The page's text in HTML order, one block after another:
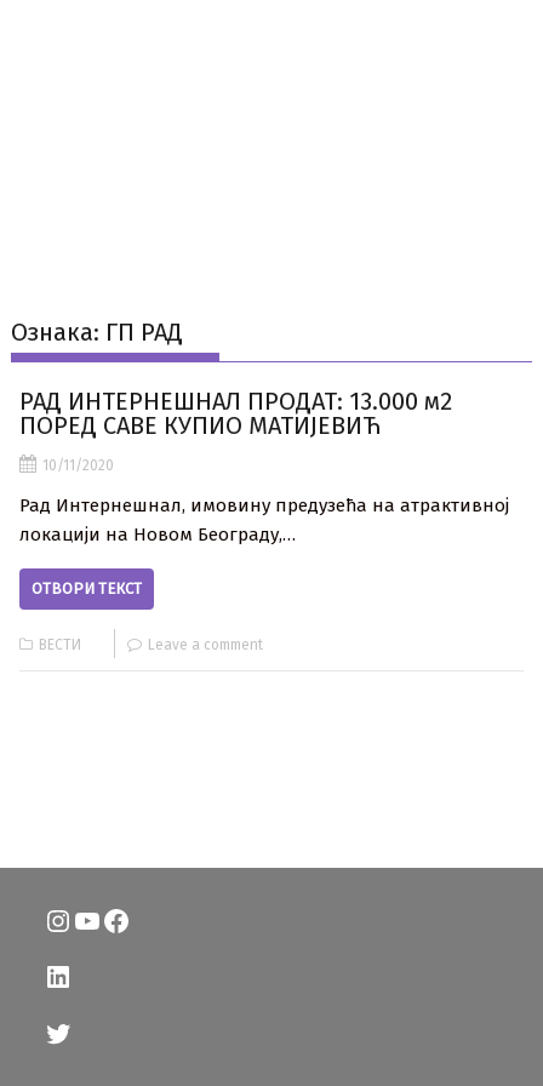
Ознака: ГП РАД
РАД ИНТЕРНЕШНАЛ ПРОДАТ: 13.000 м2
ПОРЕД САВЕ КУПИО МАТИЈЕВИЋ
10/11/2020
Рад Интернешнал, имовину предузећа на атрактивној
локацији на Новом Београду,…
ОТВОРИ ТЕКСТ
ВЕСТИ Leave a comment
Instagram
YouTube
Facebook
LinkedIn
Twitter